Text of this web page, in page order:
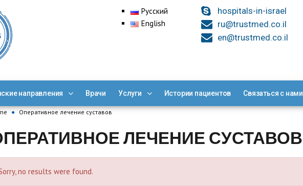
Русский
English
hospitals-in-israel
ru@trustmed.co.il
en@trustmed.co.il
направления Врачи Услуги Истории пациентов Связаться с нами
● Оперативное лечение суставов
ЛЕЧЕНИЕ СУСТАВОВ
no results were found.